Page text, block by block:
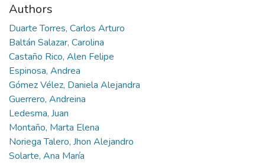
Authors
Duarte Torres, Carlos Arturo
Baltán Salazar, Carolina
Castaño Rico, Alen Felipe
Espinosa, Andrea
Gómez Vélez, Daniela Alejandra
Guerrero, Andreina
Ledesma, Juan
Montaño, Marta Elena
Noriega Talero, Jhon Alejandro
Solarte, Ana María